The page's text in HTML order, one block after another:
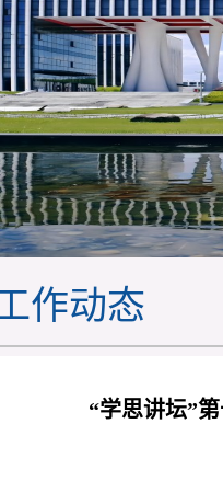
主题活动
成果展示
作动态
“学思讲坛”